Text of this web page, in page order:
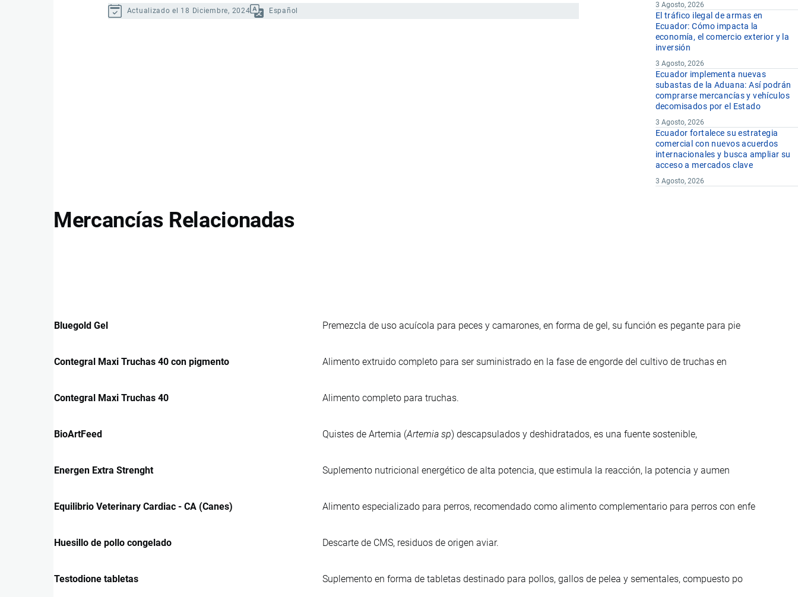
Actualizado el 18 Diciembre, 2024 Español
3 Agosto, 2026
El tráfico ilegal de armas en
Ecuador: Cómo impacta la
economía, el comercio exterior y la
inversión
3 Agosto, 2026
Ecuador implementa nuevas
subastas de la Aduana: Así podrán
comprarse mercancías y vehículos
decomisados por el Estado
3 Agosto, 2026
Ecuador fortalece su estrategia
comercial con nuevos acuerdos
internacionales y busca ampliar su
acceso a mercados clave
3 Agosto, 2026
Mercancías Relacionadas
Bluegold Gel Premezcla de uso acuícola para peces y camarones, en forma de gel, su función es pegante para pie
Contegral Maxi Truchas 40 con pigmento Alimento extruido completo para ser suministrado en la fase de engorde del cultivo de truchas en
Contegral Maxi Truchas 40 Alimento completo para truchas.
BioArtFeed Quistes de Artemia (Artemia sp) descapsulados y deshidratados, es una fuente sostenible,
Energen Extra Strenght Suplemento nutricional energético de alta potencia, que estimula la reacción, la potencia y aumen
Equilibrio Veterinary Cardiac - CA (Canes) Alimento especializado para perros, recomendado como alimento complementario para perros con enfe
Huesillo de pollo congelado Descarte de CMS, residuos de origen aviar.
Testodione tabletas Suplemento en forma de tabletas destinado para pollos, gallos de pelea y sementales, compuesto po